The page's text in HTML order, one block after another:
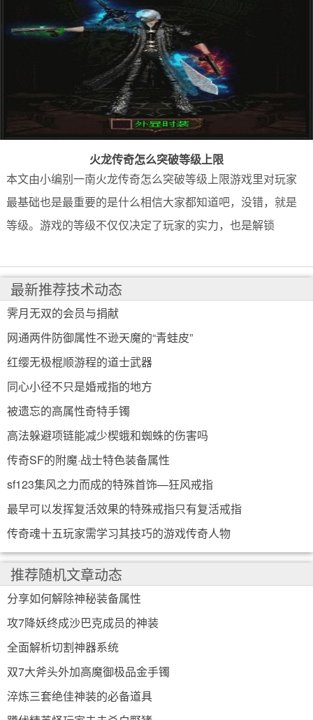
火龙传奇怎么突破等级上限
本文由小编别一南火龙传奇怎么突破等级上限游戏里对玩家
最基础也是最重要的是什么相信大家都知道吧，没错，就是
等级。游戏的等级不仅仅决定了玩家的实力，也是解锁
最新推荐技术动态
霁月无双的会员与捐献
网通两件防御属性不逊天魔的“青蛙皮”
红缨无极棍顺游程的道士武器
同心小径不只是婚戒指的地方
被遗忘的高属性奇特手镯
高法躲避项链能减少楔蛾和蜘蛛的伤害吗
传奇SF的附魔·战士特色装备属性
sf123集风之力而成的特殊首饰—狂风戒指
最早可以发挥复活效果的特殊戒指只有复活戒指
传奇魂十五玩家需学习其技巧的游戏传奇人物
推荐随机文章动态
分享如何解除神秘装备属性
攻7降妖终成沙巴克成员的神装
全面解析切割神器系统
双7大斧头外加高魔御极品金手镯
淬炼三套绝佳神装的必备道具